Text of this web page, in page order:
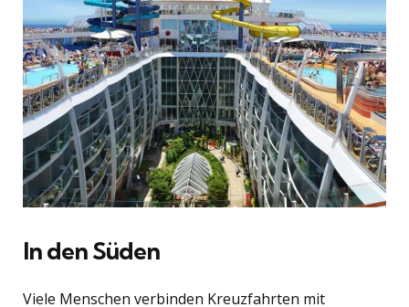
In den Süden
Viele Menschen verbinden Kreuzfahrten mit